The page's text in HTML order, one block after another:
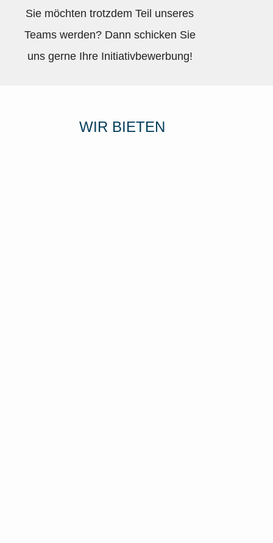
Sie möchten trotzdem Teil unseres
Teams werden? Dann schicken Sie
uns gerne Ihre Initiativbewerbung!
WIR BIETEN